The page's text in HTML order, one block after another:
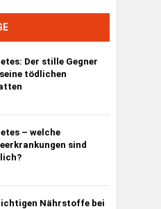
Der stille Gegner
tödlichen
– welche
sind
Nährstoffe bei